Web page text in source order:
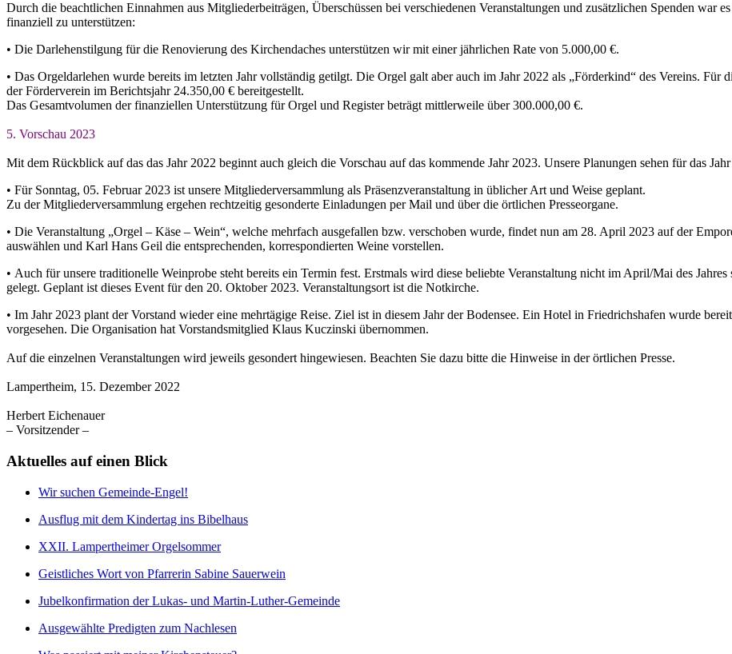
Durch die beachtlichen Einnahmen aus Mitgliederbeiträgen, Überschüssen bei verschiedenen Veranstaltungen und zusätzlichen Spenden war
finanziell zu unterstützen:
• Die Darlehenstilgung fürdie Renovierung des Kirchendaches unterstützen wirmiteinerjährlichen Rate von 5.000,00 €.
• Das Orgeldarlehen wurde bereits im letzten Jahr vollständig getilgt. Die Orgel galt aberauch im Jahr 2022 als „Förderkind“ des Vereins. Für
der Förderverein im Berichtsjahr 24.350,00 € bereitgestellt.
Das Gesamtvolumen der finanziellen Unterstützung für Orgel und Register beträgt mittlerweile über300.000,00 €.
5. Vorschau 2023
Mit dem Rückblick auf das das Jahr 2022 beginnt auch gleich die Vorschau auf das kommende Jahr2023. Unsere Planungen sehen für das
• Für Sonntag, 05. Februar 2023 ist unsere Mitgliederversammlung als Präsenzveranstaltung in üblicher Art und Weise geplant.
Zu der Mitgliederversammlung ergehen rechtzeitig gesonderte Einladungen per Mail und überdie örtlichen Presseorgane.
• Die Veranstaltung „Orgel – Käse – Wein“, welche mehrfach ausgefallen bzw. verschoben wurde, findet nun am 28. April 2023 auf der
auswählen und Karl Hans Geil die entsprechenden, korrespondierten Weine vorstellen.
• Auch für unsere traditionelle Weinprobe steht bereits ein Termin fest. Erstmals wird diese beliebte Veranstaltung nicht im April/Mai des Jahres
gelegt. Geplantistdieses Eventfürden 20. Oktober2023. Veranstaltungsort ist die Notkirche.
• Im Jahr 2023 plant der Vorstand wieder eine mehrtägige Reise. Ziel ist in diesem JahrderBodensee. Ein Hotel in Friedrichshafen wurde
vorgesehen. Die Organisation hatVorstandsmitglied Klaus Kuczinski übernommen.
Aufdie einzelnen Veranstaltungen wird jeweils gesondert hingewiesen. Beachten Sie dazu bitte die Hinweise in der örtlichen Presse.
Lampertheim, 15. Dezember 2022
Herbert Eichenauer
– Vorsitzender–
Aktuelles auf einen Blick
Wir suchen Gemeinde-Engel!
Ausflug mit dem Kindertag ins Bibelhaus
XXII. Lampertheimer Orgelsommer
Geistliches Wort von Pfarrerin Sabine Sauerwein
Jubelkonfirmation der Lukas- und Martin-Luther-Gemeinde
Ausgewählte Predigten zum Nachlesen